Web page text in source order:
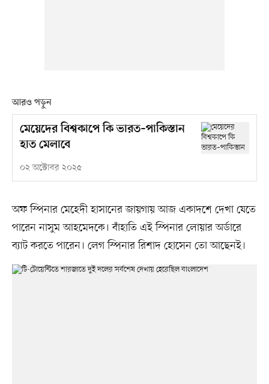
আরও পড়ুন
মেয়েদের বিশ্বকাপে কি ভারত–পাকিস্তান
হাত মেলাবে
০২ অক্টোবর ২০২৫
অফ স্পিনার মেহেদী হাসানের জায়গায় আজ একাদশে দেখা যেতে
পারেন নাসুম আহমেদকে। বাঁহাতি এই স্পিনার লোয়ার অর্ডারে
ব্যাট করতে পারেন। লেগ স্পিনার রিশাদ হোসেন তো আছেনই।